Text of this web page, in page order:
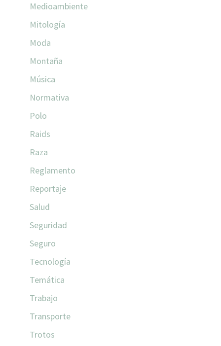
Medioambiente
Mitología
Moda
Montaña
Música
Normativa
Polo
Raids
Raza
Reglamento
Reportaje
Salud
Seguridad
Seguro
Tecnología
Temática
Trabajo
Transporte
Trotos